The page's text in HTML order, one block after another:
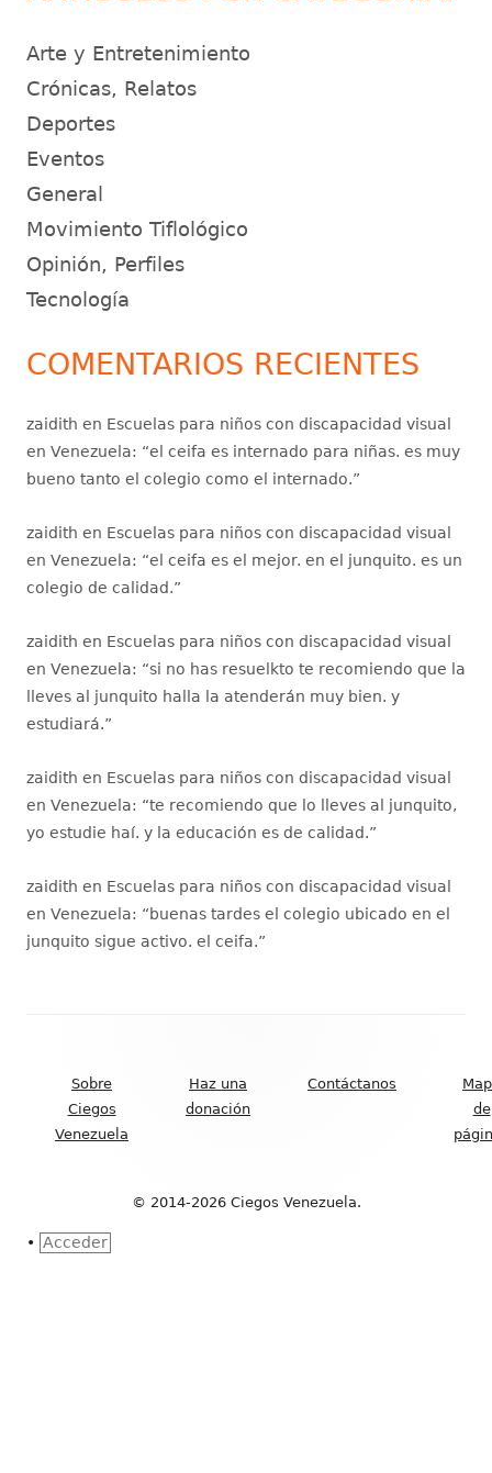
Arte y Entretenimiento
Crónicas, Relatos
Deportes
Eventos
General
Movimiento Tiflológico
Opinión, Perfiles
Tecnología
COMENTARIOS RECIENTES
zaidith en Escuelas para niños con discapacidad visual
en Venezuela: “el ceifa es internado para niñas. es muy
bueno tanto el colegio como el internado.”
zaidith en Escuelas para niños con discapacidad visual
en Venezuela: “el ceifa es el mejor. en el junquito. es un
colegio de calidad.”
zaidith en Escuelas para niños con discapacidad visual
en Venezuela: “si no has resuelkto te recomiendo que la
lleves al junquito halla la atenderán muy bien. y
estudiará.”
zaidith en Escuelas para niños con discapacidad visual
en Venezuela: “te recomiendo que lo lleves al junquito,
yo estudie haí. y la educación es de calidad.”
zaidith en Escuelas para niños con discapacidad visual
en Venezuela: “buenas tardes el colegio ubicado en el
junquito sigue activo. el ceifa.”
Footer
Sobre
Ciegos
Venezuela
Haz una
donación
Contáctanos
de
© 2014-2026 Ciegos Venezuela.
• Acceder